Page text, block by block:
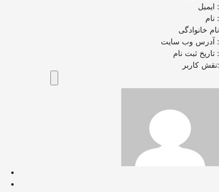
ایمیل :
نام :
نام خانوادگی
آدرس وب سایت :
تاریخ ثبت نام :
نقش کاربر: